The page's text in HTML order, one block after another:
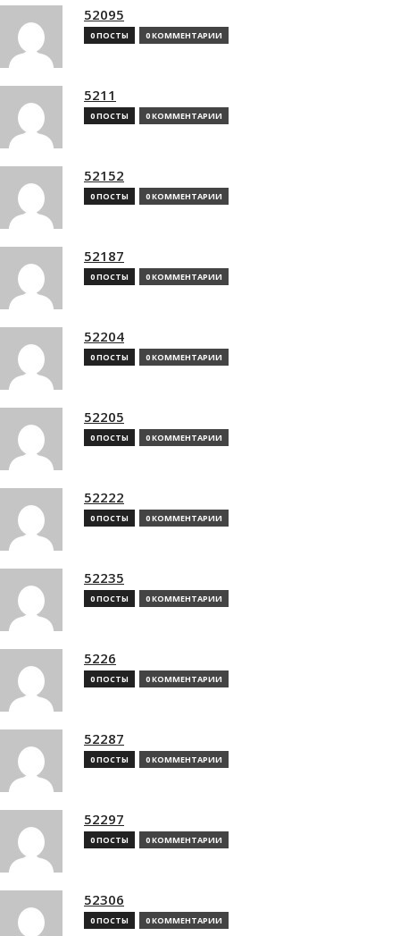
52095
0 ПОСТЫ 0 КОММЕНТАРИИ
5211
0 ПОСТЫ 0 КОММЕНТАРИИ
52152
0 ПОСТЫ 0 КОММЕНТАРИИ
52187
0 ПОСТЫ 0 КОММЕНТАРИИ
52204
0 ПОСТЫ 0 КОММЕНТАРИИ
52205
0 ПОСТЫ 0 КОММЕНТАРИИ
52222
0 ПОСТЫ 0 КОММЕНТАРИИ
52235
0 ПОСТЫ 0 КОММЕНТАРИИ
5226
0 ПОСТЫ 0 КОММЕНТАРИИ
52287
0 ПОСТЫ 0 КОММЕНТАРИИ
52297
0 ПОСТЫ 0 КОММЕНТАРИИ
52306
0 ПОСТЫ 0 КОММЕНТАРИИ